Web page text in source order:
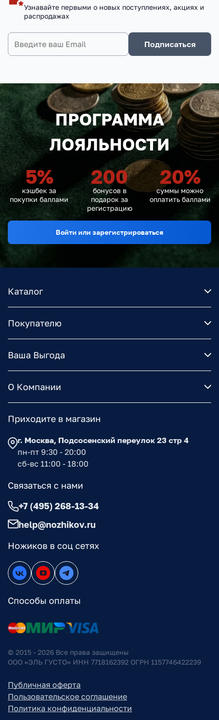
Узнавайте первыми о новых поступлениях, акциях и
распродажах
Подписаться
ПРОГРАММА
ЛОЯЛЬНОСТИ
5%
кэшбек за
покупки баллами
200
бонусов в
подарок за
регистрацию
20%
суммы можно
оплатить баллами
Войти или зарегистрироваться
Каталог
Покупателю
Ваша Выгода
О Компании
Ножиков в соц сетях
Способы оплаты
Приходите в магазин
г. Москва, Подсосенский переулок 23 стр 4
пн-пт 9:30 - 20:00
сб-вс 11:00 - 18:00
Связаться с нами
+7 (495) 268-13-34
help@nozhikov.ru
© 2015 - 2026 Все права защищены
ООО «ЭЛЬ ГУСТО» ИНН 7718162392 ОГРН 1157746422239
Публичная оферта
Пользовательское соглашение
Политика конфиденциальности